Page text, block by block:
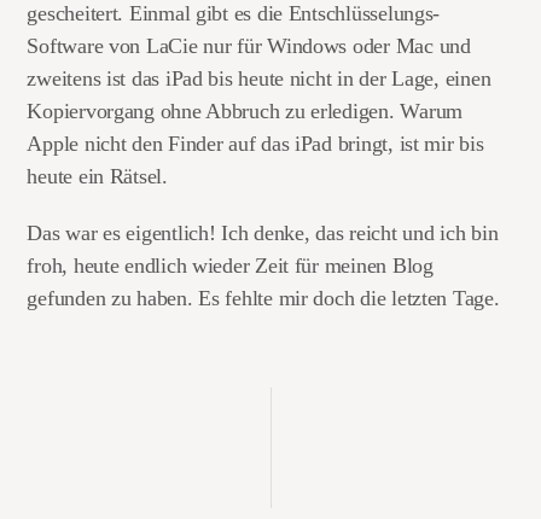
gescheitert. Einmal gibt es die Entschlüsselungs-
Software von LaCie nur für Windows oder Mac und
zweitens ist das iPad bis heute nicht in der Lage, einen
Kopiervorgang ohne Abbruch zu erledigen. Warum
Apple nicht den Finder auf das iPad bringt, ist mir bis
heute ein Rätsel.
Das war es eigentlich! Ich denke, das reicht und ich bin
froh, heute endlich wieder Zeit für meinen Blog
gefunden zu haben. Es fehlte mir doch die letzten Tage.